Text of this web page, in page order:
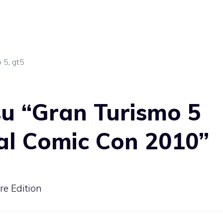
5 gt5
“Gran Turismo 5
Comic Con 2010”
Edition